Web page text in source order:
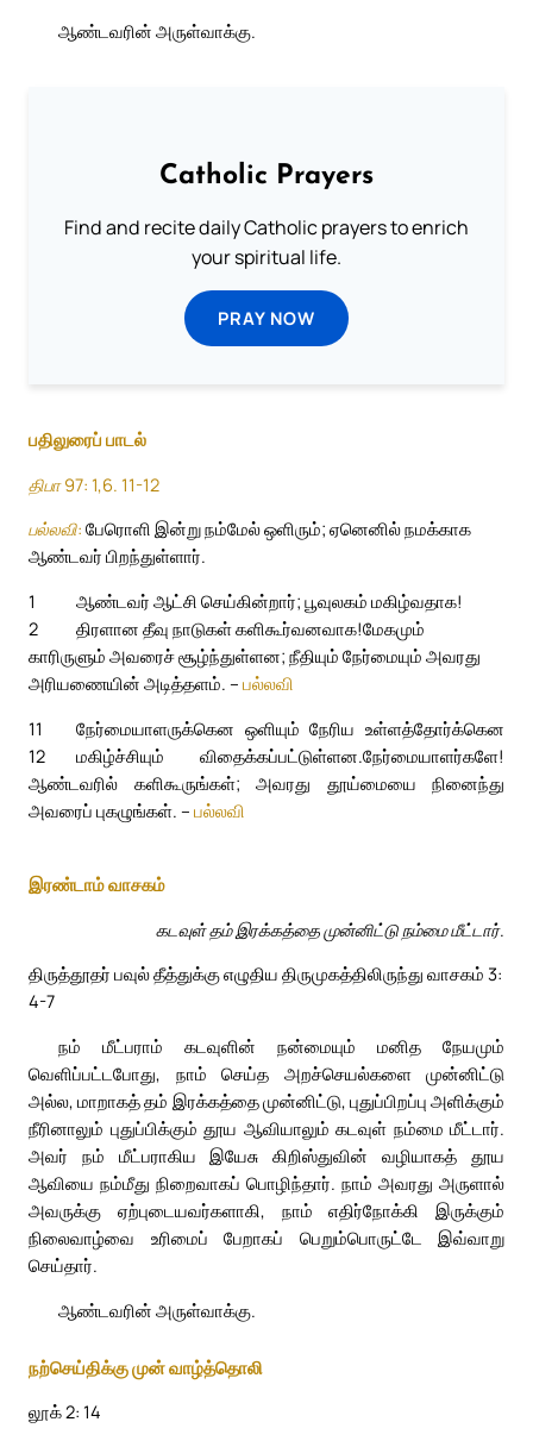
ஆண்டவரின் அருள்வாக்கு.
Catholic Prayers
Find and recite daily Catholic prayers to enrich
your spiritual life.
PRAY NOW
பதிலுரைப் பாடல்
திபா 97: 1,6. 11-12
பல்லவி: பேரொளி இன்று நம்மேல் ஒளிரும்; ஏனெனில் நமக்காக
ஆண்டவர் பிறந்துள்ளார்.
1
ஆண்டவர் ஆட்சி செய்கின்றார்; பூவுலகம் மகிழ்வதாக!
திரளான தீவு நாடுகள் களிகூர்வனவாக!
2
மேகமும்
காரிருளும் அவரைச் சூழ்ந்துள்ளன; நீதியும் நேர்மையும் அவரது
அரியணையின் அடித்தளம். – பல்லவி
11
நேர்மையாளருக்கென ஒளியும் நேரிய உள்ளத்தோர்க்கென
மகிழ்ச்சியும் விதைக்கப்பட்டுள்ளன.
12
நேர்மையாளர்களே!
ஆண்டவரில் களிகூருங்கள்; அவரது தூய்மையை நினைந்து
அவரைப் புகழுங்கள். – பல்லவி
இரண்டாம் வாசகம்
கடவுள் தம் இரக்கத்தை முன்னிட்டு நம்மை மீட்டார்.
திருத்தூதர் பவுல் தீத்துக்கு எழுதிய திருமுகத்திலிருந்து வாசகம் 3:
4-7
நம் மீட்பராம் கடவுளின் நன்மையும் மனித நேயமும்
வெளிப்பட்டபோது, நாம் செய்த அறச்செயல்களை முன்னிட்டு
அல்ல, மாறாகத் தம் இரக்கத்தை முன்னிட்டு, புதுப்பிறப்பு அளிக்கும்
நீரினாலும் புதுப்பிக்கும் தூய ஆவியாலும் கடவுள் நம்மை மீட்டார்.
அவர் நம் மீட்பராகிய இயேசு கிறிஸ்துவின் வழியாகத் தூய
ஆவியை நம்மீது நிறைவாகப் பொழிந்தார். நாம் அவரது அருளால்
அவருக்கு ஏற்புடையவர்களாகி, நாம் எதிர்நோக்கி இருக்கும்
நிலைவாழ்வை உரிமைப் பேறாகப் பெறும்பொருட்டே இவ்வாறு
செய்தார்.
ஆண்டவரின் அருள்வாக்கு.
நற்செய்திக்கு முன் வாழ்த்தொலி
லூக் 2: 14